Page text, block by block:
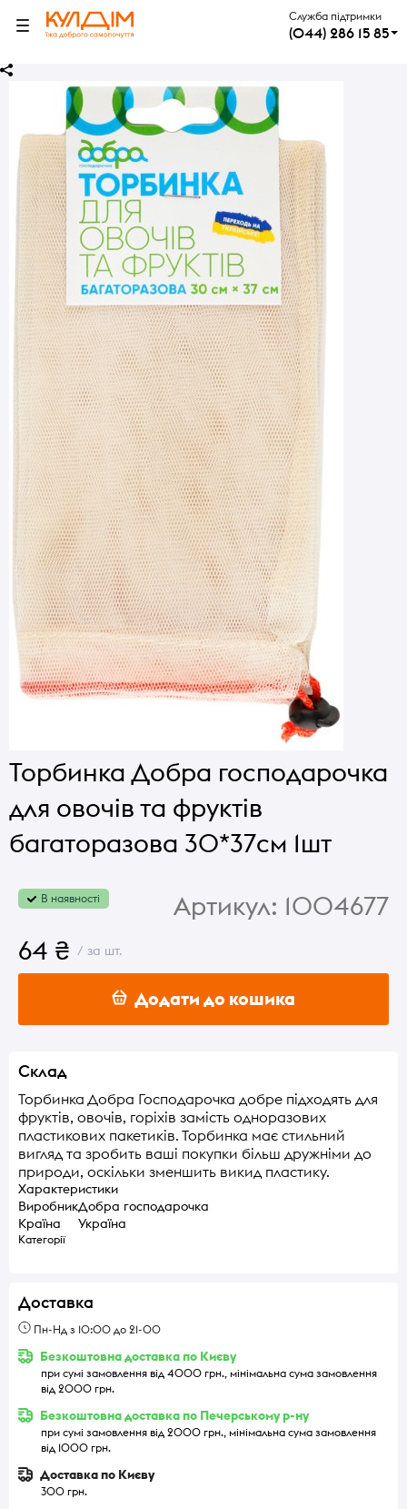
Служба підтримки
(044) 286 15 85
Торбинка Добра господарочка
для овочів та фруктів
багаторазова 30*37см 1шт
В наявності Артикул: 1004677
64 ₴ / за шт.
Додати до кошика
Склад
Торбинка Добра Господарочка добре підходять для
фруктів, овочів, горіхів замість одноразових
пластикових пакетиків. Торбинка має стильний
вигляд та зробить ваші покупки більш дружніми до
природи, оскільки зменшить викид пластику.
Характеристики
ВиробникДобра господарочка
Країна
Україна
Категорії
Доставка
Пн-Нд з 10:00 до 21-00
Безкоштовна доставка по Києву
при сумі замовлення від 4000 грн., мінімальна сума замовлення
від 2000 грн.
Безкоштовна доставка по Печерському р-ну
при сумі замовлення від 2000 грн., мінімальна сума замовлення
від 1000 грн.
Доставка по Києву
300 грн.